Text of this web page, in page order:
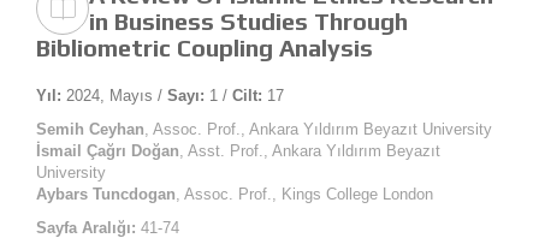
in Business Studies Through
Bibliometric Coupling Analysis
Yıl: 2024, Mayıs / Sayı: 1 / Cilt: 17
Semih Ceyhan , Assoc. Prof., Ankara Yıldırım Beyazıt University
İsmail Çağrı Doğan , Asst. Prof., Ankara Yıldırım Beyazıt
University
Aybars Tuncdogan , Assoc. Prof., Kings College London
Sayfa Aralığı: 41-74